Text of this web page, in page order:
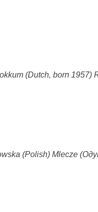
(Dutch, born 1957)
(Polish) Mlecze